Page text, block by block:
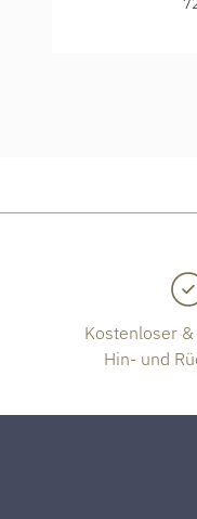
Kostenloser
Hin- und